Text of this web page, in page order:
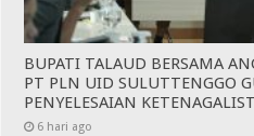
BUPATI TALAUD BERSAMA
PT PLN UID SULUTTENGGO
PENYELESAIAN
6 hari ago